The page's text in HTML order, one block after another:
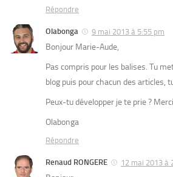
Répondre
Olabonga 9 mai 2013 à 5:55 pm
Bonjour Marie-Aude,
Pas compris pour les balises. Tu
blog puis pour chacun des articles,
Peux-tu développer je te prie ?
Olabonga
Répondre
Renaud RONGERE 12 mai 2013 à